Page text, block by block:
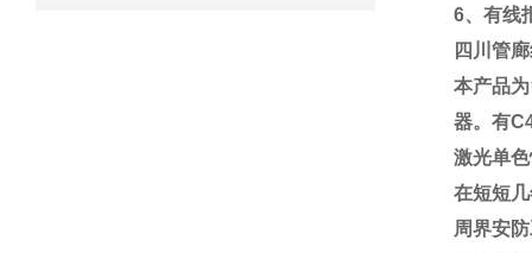
6、有线
四川管
本产品
器。有
激光单
在短短
周界安